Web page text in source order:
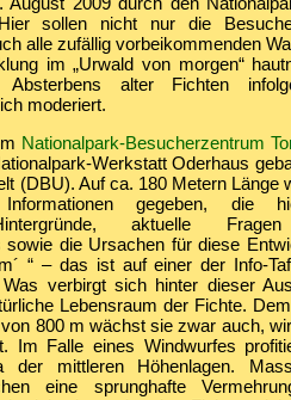
sollen nicht nur die
alle zufällig vorbeikommenden
im „Urwald von morgen“
alter Fichten
moderiert.
Nationalpark-Besucherzentrum
Werkstatt Oderhaus
(DBU). Auf ca. 180 Metern Länge
gegeben, die
aktuelle
die Ursachen für diese
“ – das ist auf einer der Info-
verbirgt sich hinter dieser
Lebensraum der Fichte.
800 m wächst sie zwar auch,
Im Falle eines Windwurfes
der mittleren Höhenlagen.
eine sprunghafte